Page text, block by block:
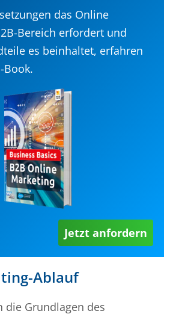
das Online
Bereich erfordert und
es beinhaltet, erfahren
Book.
Jetzt anfordern
Ablauf
die Grundlagen des